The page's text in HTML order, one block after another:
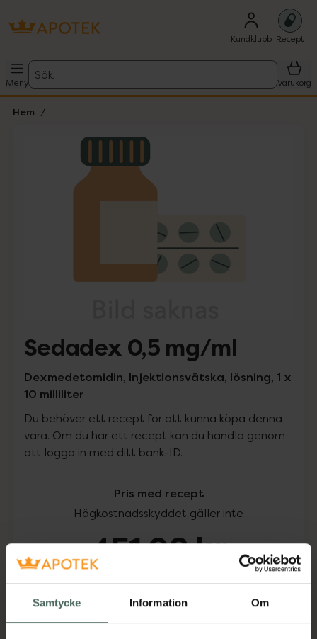
Samtycke Information Om
Kundklubb Recept
Meny
Sök
Varukorg
Hem
Lista: . Innehåller 1 objekt.
Sedadex 0,5 mg/ml
Dexmedetomidin, Injektionsvätska, lösning, 1 x
10 milliliter
Du behöver ett recept för att kunna köpa denna
vara. Om du har ett recept kan du handla genom
att logga in med ditt bank-ID.
Pris med recept
Högkostnadsskyddet gäller inte
451,08 kr